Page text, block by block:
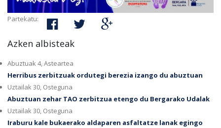
Partekatu:
Azken albisteak
Abuztuak 4, Asteartea
Herribus zerbitzuak ordutegi berezia izango du abuztuan
Uztailak 30, Osteguna
Abuztuan zehar TAO zerbitzua etengo du Bergarako Udalak
Uztailak 30, Osteguna
Iraburu kale bukaerako aldaparen asfaltatze lanak egingo